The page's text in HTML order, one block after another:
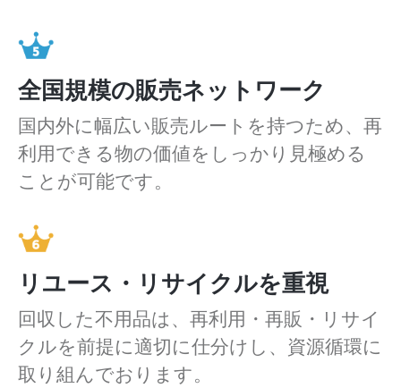
全国規模の販売ネットワーク
国内外に幅広い販売ルートを持つため、再
利用できる物の価値をしっかり見極める
ことが可能です。
リユース・リサイクルを重視
回収した不用品は、再利用・再販・リサイ
クルを前提に適切に仕分けし、資源循環に
取り組んでおります。